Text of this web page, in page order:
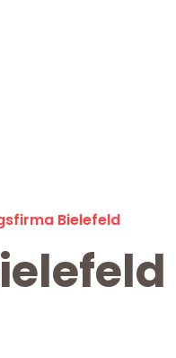
Bielefeld